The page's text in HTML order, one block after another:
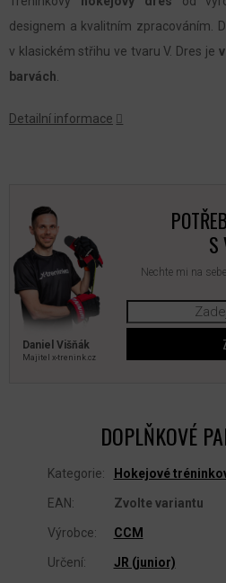
designem a kvalitním zpracováním.
v klasickém střihu ve tvaru V. Dres je
barvách
Detailní informace
Daniel Višňák
Majitel x‑trenink.cz
S
Nechte mi na
DOPLŇKOVÉ
Kategorie: Hokejové
EAN: Zvolte variantu
Výrobce: CCM
Určení: JR (junior)